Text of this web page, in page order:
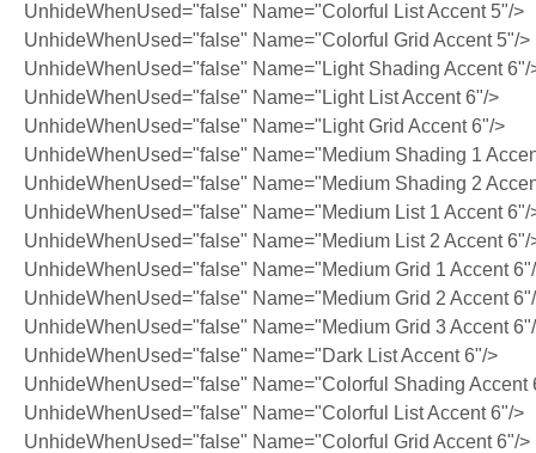
UnhideWhenUsed="false" Name="Colorful List Accent 5"/>
UnhideWhenUsed="false" Name="Colorful Grid Accent 5"/>
UnhideWhenUsed="false" Name="Light Shading Accent 6"/
UnhideWhenUsed="false" Name="Light List Accent 6"/>
UnhideWhenUsed="false" Name="Light Grid Accent 6"/>
UnhideWhenUsed="false" Name="Medium Shading 1
UnhideWhenUsed="false" Name="Medium Shading 2
UnhideWhenUsed="false" Name="Medium List 1 Accent 6"/
UnhideWhenUsed="false" Name="Medium List 2 Accent 6"/
UnhideWhenUsed="false" Name="Medium Grid 1 Accent
UnhideWhenUsed="false" Name="Medium Grid 2 Accent
UnhideWhenUsed="false" Name="Medium Grid 3 Accent
UnhideWhenUsed="false" Name="Dark List Accent 6"/>
UnhideWhenUsed="false" Name="Colorful Shading Accent
UnhideWhenUsed="false" Name="Colorful List Accent 6"/>
UnhideWhenUsed="false" Name="Colorful Grid Accent 6"/>